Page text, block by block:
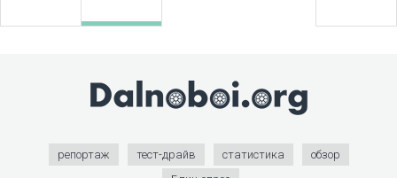
репортаж тест-драйв статистика
обзор